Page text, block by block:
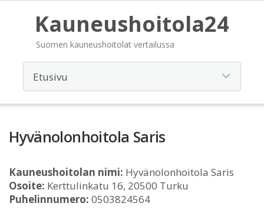
Kauneushoitola24
Suomen kauneushoitolat vertailussa
Hyvänolonhoitola Saris
Kauneushoitolan nimi: Hyvänolonhoitola Saris
Osoite: Kerttulinkatu 16, 20500 Turku
Puhelinnumero: 0503824564